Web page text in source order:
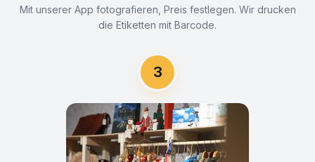
Mit unserer App fotografieren, Preis festlegen. Wir drucken
die Etiketten mit Barcode.
3